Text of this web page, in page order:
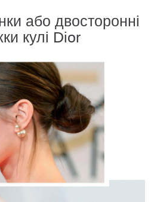
або двосторонні
кулі Dior